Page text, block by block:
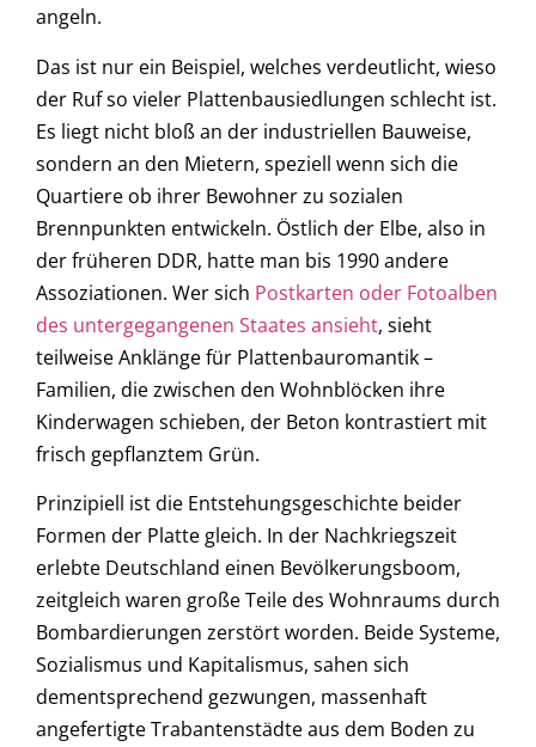
angeln.
Das ist nur ein Beispiel, welches verdeutlicht, wieso
der Ruf so vieler Plattenbausiedlungen schlecht ist.
Es liegt nicht bloß an der industriellen Bauweise,
sondern an den Mietern, speziell wenn sich die
Quartiere ob ihrer Bewohner zu sozialen
Brennpunkten entwickeln. Östlich der Elbe, also in
der früheren DDR, hatte man bis 1990 andere
Assoziationen. Wer sich Postkarten oder Fotoalben
des untergegangenen Staates ansieht, sieht
teilweise Anklänge für Plattenbauromantik –
Familien, die zwischen den Wohnblöcken ihre
Kinderwagen schieben, der Beton kontrastiert mit
frisch gepflanztem Grün.
Prinzipiell ist die Entstehungsgeschichte beider
Formen der Platte gleich. In der Nachkriegszeit
erlebte Deutschland einen Bevölkerungsboom,
zeitgleich waren große Teile des Wohnraums durch
Bombardierungen zerstört worden. Beide Systeme,
Sozialismus und Kapitalismus, sahen sich
dementsprechend gezwungen, massenhaft
angefertigte Trabantenstädte aus dem Boden zu